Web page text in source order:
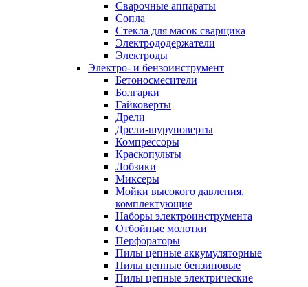
Сварочные аппараты
Сопла
Стекла для масок сварщика
Электрододержатели
Электроды
Электро- и бензоинструмент
Бетоносмесители
Болгарки
Гайковерты
Дрели
Дрели-шуруповерты
Компрессоры
Краскопульты
Лобзики
Миксеры
Мойки высокого давления,
комплектующие
Наборы электроинструмента
Отбойные молотки
Перфораторы
Пилы цепные аккумуляторные
Пилы цепные бензиновые
Пилы цепные электрические